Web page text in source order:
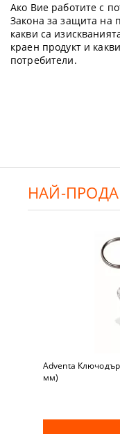
Ако Вие работите с
Закона за защита на
какви са
краен продукт и
потребители.
НАЙ-
Adventa
мм)